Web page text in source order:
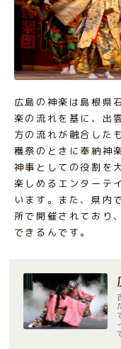
広島の神楽は島根県
楽の流れを基に、出
方の流れが融合した
穫祭のときに奉納神
神事としての役割を
楽しめるエンターテ
います。また、県内
所で開催されており
できるんです。